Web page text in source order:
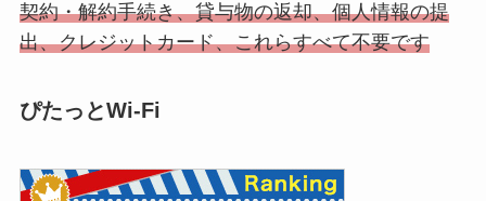
契約・解約手続き、貸与物の返却、個人情報の提
出、クレジットカード、これらすべて不要です
ぴたっとWi-Fi